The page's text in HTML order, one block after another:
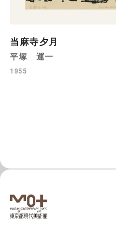
当麻寺夕月
平塚 運一
1955